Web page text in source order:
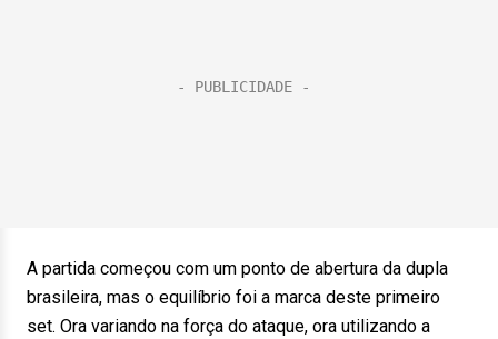
A partida começou com um ponto de abertura da dupla
brasileira, mas o equilíbrio foi a marca deste primeiro
set. Ora variando na força do ataque, ora utilizando a